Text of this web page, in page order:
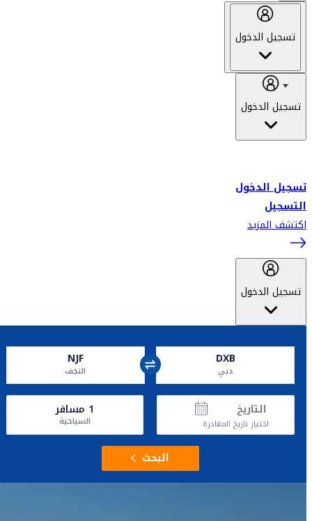
تسجيل الدخول
تسجيل الدخول
تسجيل الدخول
التسجيل
اكتشف المزيد
تسجيل الدخول
DXB
دبي
NJF
النجف
التاريخ
اختيار تاريخ المغادرة
1 مسافر
السياحية
البحث